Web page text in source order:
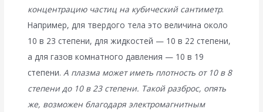
концентрацию частиц на кубический сантиметр.
Например, для твердого тела это величина около
10 в 23 степени, для жидкостей — 10 в 22 степени,
а для газов комнатного давления — 10 в 19
степени.А плазма может иметь плотность от 10 в 8
степени до 10 в 23 степени. Такой разброс, опять
же, возможен благодаря электромагнитным